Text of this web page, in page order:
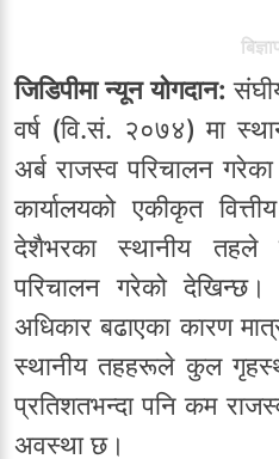
जिडिपीमा न्यून योगदान:
वर्ष (वि.सं. २०७४) मा
अर्ब राजस्व परिचालन
कार्यालयको एकीकृत
देशैभरका स्थानीय तहले
परिचालन गरेको देखिन्छ।
अधिकार बढाएका कारण
स्थानीय तहहरूले कुल
प्रतिशतभन्दा पनि कम
अवस्था छ।